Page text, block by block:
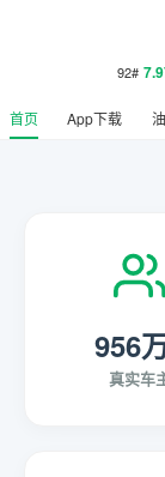
92#
首页 App下载
956
真实车